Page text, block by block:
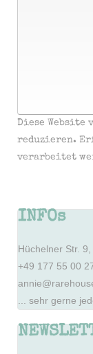
Diese Website
reduzieren.
verarbeitet
INFOs
Hüchelner Str.
+49 177 55 00
... sehr gerne